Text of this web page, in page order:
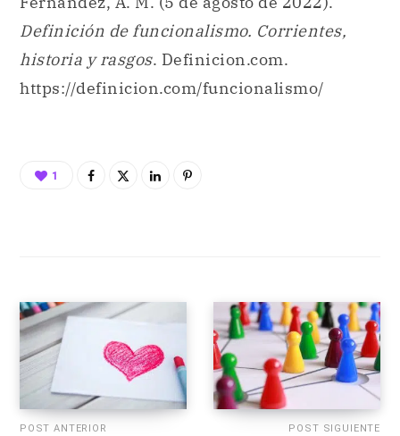
Definición de funcionalismo. Corrientes,
historia y rasgos. Definicion.com.
https://definicion.com/funcionalismo/
1
POST ANTERIOR POST SIGUIENTE